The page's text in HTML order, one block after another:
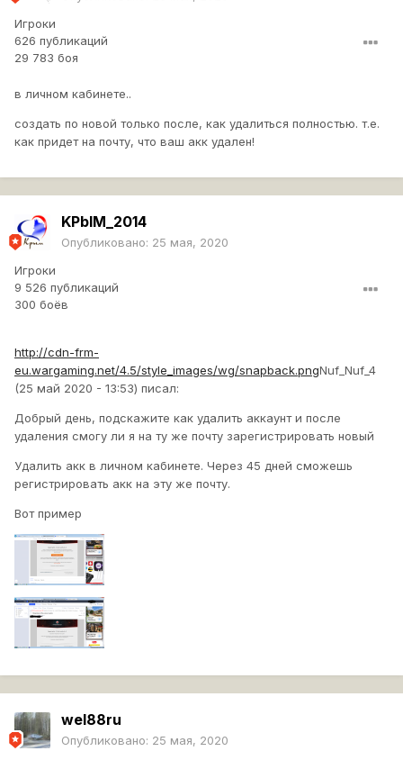
Игроки
626 публикаций
29 783 боя
в личном кабинете..
создать по новой только после, как удалиться полностью. т.е.
как придет на почту, что ваш акк удален!
KPbIM_2014
Опубликовано: 25 мая, 2020
Игроки
9 526 публикаций
300 боёв
http://cdn-frm-
eu.wargaming.net/4.5/style_images/wg/snapback.pngNuf_Nuf_4
(25 май 2020 - 13:53) писал:
Добрый день, подскажите как удалить аккаунт и после
удаления смогу ли я на ту же почту зарегистрировать новый
Удалить акк в личном кабинете. Через 45 дней сможешь
регистрировать акк на эту же почту.
Вот пример
wel88ru
Опубликовано: 25 мая, 2020